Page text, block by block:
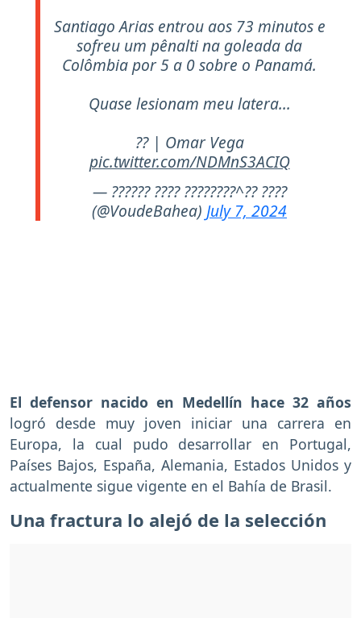
Santiago Arias entrou aos 73 minutos e
sofreu um pênalti na goleada da
Colômbia por 5 a 0 sobre o Panamá.
Quase lesionam meu latera...
?? | Omar Vega
pic.twitter.com/NDMnS3ACIQ
— ?????? ???? ????????^?? ????
(@VoudeBahea) July 7, 2024
El defensor nacido en Medellín hace 32 años
logró desde muy joven iniciar una carrera en
Europa, la cual pudo desarrollar en Portugal,
Países Bajos, España, Alemania, Estados Unidos y
actualmente sigue vigente en el Bahía de Brasil.
Una fractura lo alejó de la selección